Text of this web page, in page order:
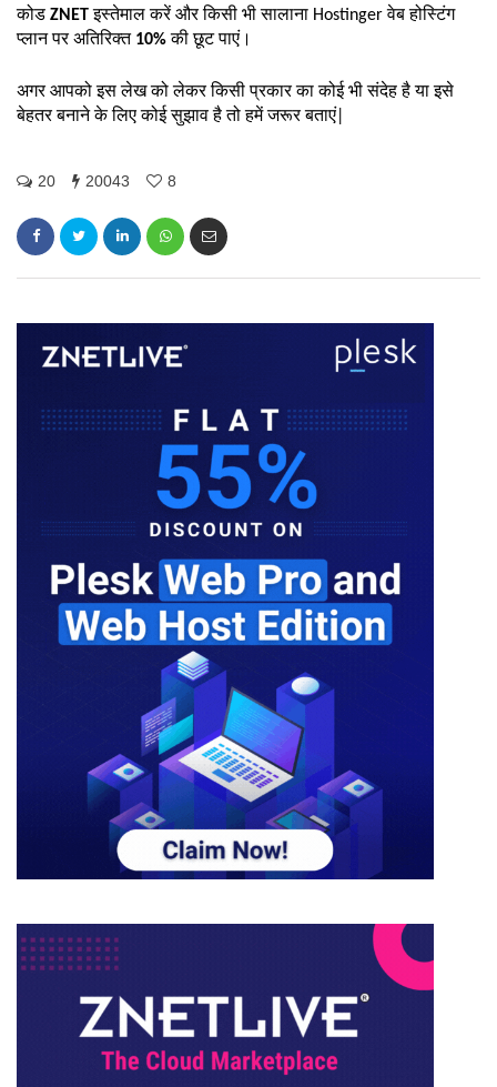
कोड ZNETइस्तेमाल करें और किसी भी सालाना Hostinger वेब होस्टिंग
प्लान पर अतिरिक्त 10%की छूट पाएं।
अगर आपको इस लेख को लेकर किसी प्रकार का कोई भी संदेह है या इसे
बेहतर बनाने के लिए कोई सुझाव है तो हमें जरूर बताएं|
20 20043 8